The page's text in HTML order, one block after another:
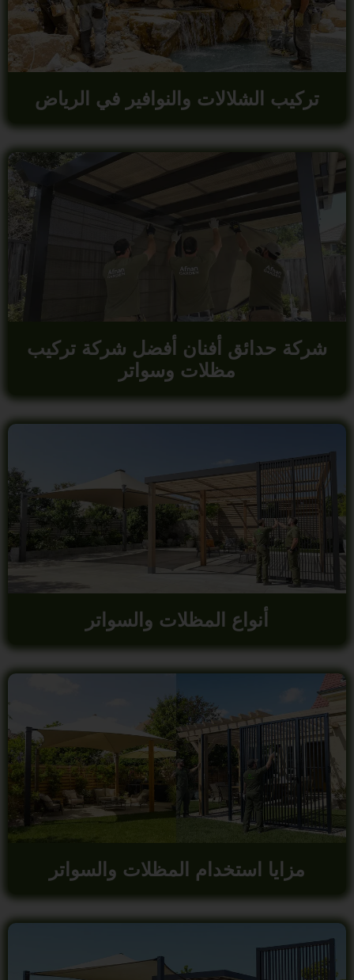
تركيب الشلالات والنوافير في الرياض
شركة حدائق أفنان أفضل شركة تركيب
مظلات وسواتر
أنواع المظلات والسواتر
مزايا استخدام المظلات والسواتر